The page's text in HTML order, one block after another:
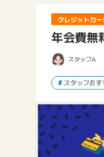
クレジットカ
年会費無
スタッフA
スタッフおす